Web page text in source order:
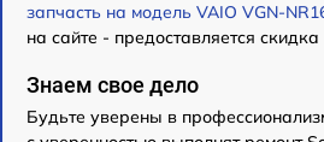
запчасть на модель VAIO VGN-
на сайте - предоставляется
Знаем свое дело
Будьте уверены в